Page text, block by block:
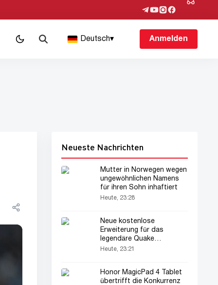
Deutsch▾ Anmelden
Neueste Nachrichten
Mutter in Norwegen wegen
ungewöhnlichen Namens
für ihren Sohn inhaftiert
Heute, 23:28
Neue kostenlose
Erweiterung für das
legendäre Quake
veröffentlicht
Heute, 23:21
Honor MagicPad 4 Tablet
übertrifft die Konkurrenz